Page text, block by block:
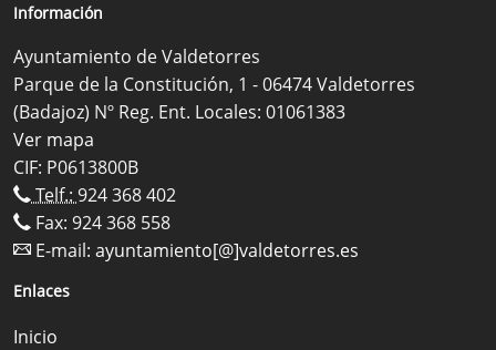
Información
Ayuntamiento de Valdetorres
Parque de la Constitución, 1 - 06474 Valdetorres
(Badajoz) Nº Reg. Ent. Locales: 01061383
Ver mapa
CIF: P0613800B
Telf.: 924 368 402
Fax: 924 368 558
E-mail: ayuntamiento[@]valdetorres.es
Enlaces
Inicio